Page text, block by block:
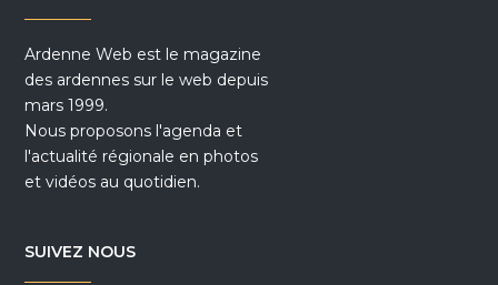
Ardenne Web est le magazine
des ardennes sur le web depuis
mars 1999.
Nous proposons l'agenda et
l'actualité régionale en photos
et vidéos au quotidien.
SUIVEZ NOUS